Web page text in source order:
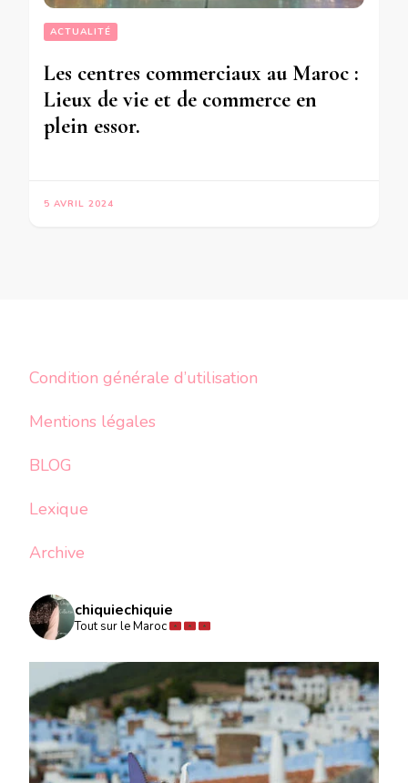
ACTUALITÉ
Les centres commerciaux au Maroc :
Lieux de vie et de commerce en
plein essor.
5 AVRIL 2024
Condition générale d’utilisation
Mentions légales
BLOG
Lexique
Archive
chiquiechiquie
Tout sur le Maroc